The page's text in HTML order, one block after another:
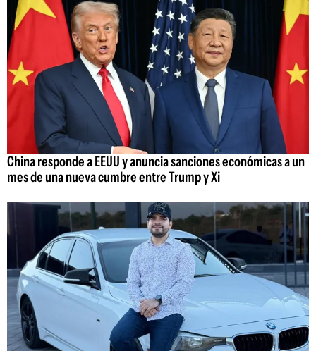
China responde a EEUU y anuncia sanciones económicas a un
mes de una nueva cumbre entre Trump y Xi